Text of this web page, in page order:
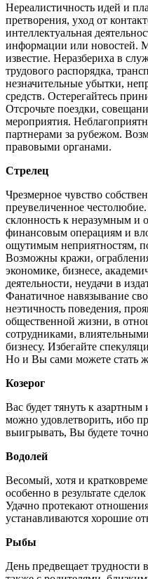
Нереалистичность идей и
претворения, уход от
интеллектуальная
информации или новостей.
известие. Неразбериха в
трудового распорядка,
незначительные убытки,
средств. Остерегайтесь
Отсрочьте поездки,
мероприятия.
партнерами за рубежом.
правовыми органами.
Стрелец
Чрезмерное чувство
преувеличенное
склонность к неразумным и
финансовым операциям и
ощутимым неприятностям,
Возможны кражи,
экономике, бизнесе,
деятельности, неудачи в
Фанатичное навязывание
неэтичность поведения,
общественной жизни, в
сотрудниками,
бизнесу. Избегайте
Но и Вы сами можете стать
Козерог
Вас будет тянуть к
можно удовлетворить, ибо
выигрывать, Вы будете точно
Водолей
Весомый, хотя и
особенно в результате
Удачно протекают
устанавливаются хорошие
Рыбы
День предвещает трудности